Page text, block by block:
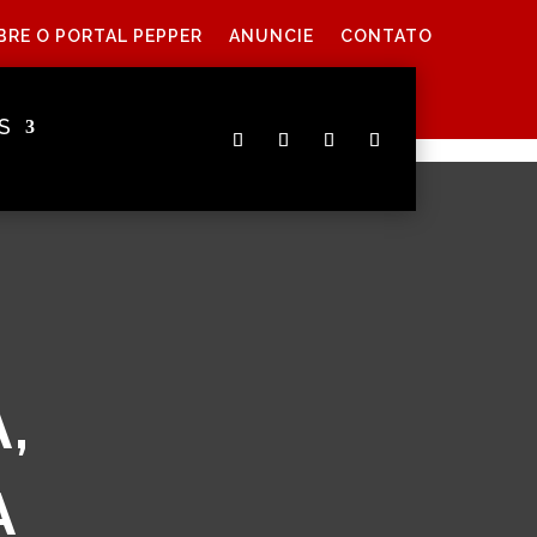
O PORTAL PEPPER ANUNCIE CONTATO